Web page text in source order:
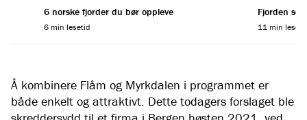
6 norske fjorder du bør oppleve
6 min lesetid
Fjorden
11 min
Å kombinere Flåm og Myrkdalen i programmet er
både enkelt og attraktivt. Dette todagers forslaget ble